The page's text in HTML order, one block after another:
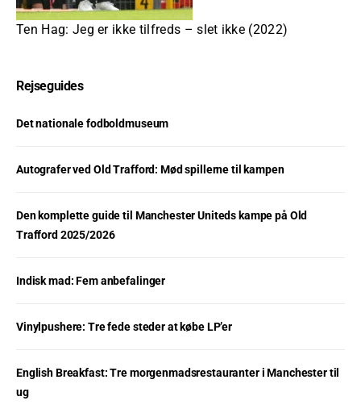
Ten Hag: Jeg er ikke tilfreds – slet ikke (2022)
Rejseguides
Det nationale fodboldmuseum
Autografer ved Old Trafford: Mød spillerne til kampen
Den komplette guide til Manchester Uniteds kampe på Old
Trafford 2025/2026
Indisk mad: Fem anbefalinger
Vinylpushere: Tre fede steder at købe LP’er
English Breakfast: Tre morgenmadsrestauranter i Manchester til
ug